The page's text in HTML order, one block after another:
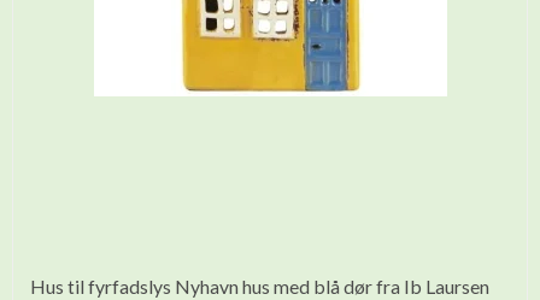
Hus til fyrfadslys Nyhavn hus med blå dør fra Ib Laursen